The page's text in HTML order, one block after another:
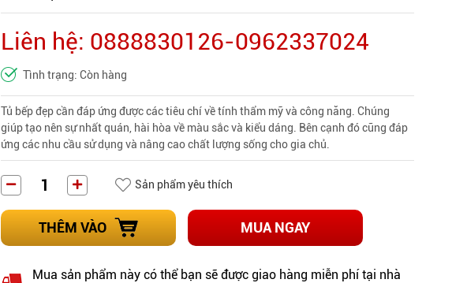
Liên hệ: 0888830126-0962337024
Tình trạng: Còn hàng
Tủ bếp đẹpcần đáp ứng được các tiêu chí về tính thẩm mỹ và công năng. Chúng
giúp tạo nên sự nhất quán, hài hòa về màu sắc và kiểu dáng. Bên cạnh đó cũng đáp
ứng các nhu cầu sử dụng và nâng cao chất lượng sống cho gia chủ.
Sản phẩm yêu thích
THÊM VÀO MUA NGAY
Mua sản phẩm này có thể bạn sẽ được giao hàng miễn phí tại nhà